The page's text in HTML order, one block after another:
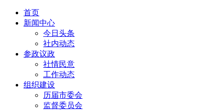
首页
新闻中心
今日头条
社内动态
参政议政
社情民意
工作动态
组织建设
历届市委会
监督委员会